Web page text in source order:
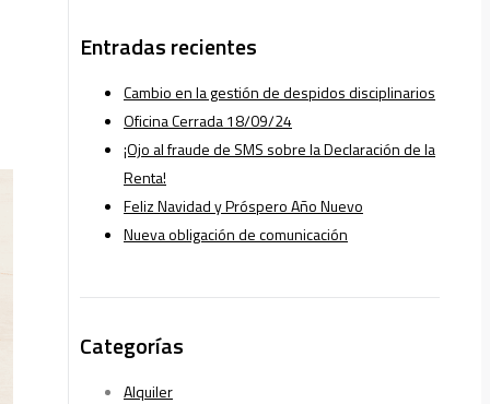
Entradas recientes
Cambio en la gestión de despidos disciplinarios
Oficina Cerrada 18/09/24
¡Ojo al fraude de SMS sobre la Declaración de la
Renta!
Feliz Navidad y Próspero Año Nuevo
Nueva obligación de comunicación
Categorías
Alquiler